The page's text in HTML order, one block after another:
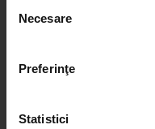
Să colectăm
Să vă
activ după
dvs. personale și
consimțământului
Necesare
Preferinţe
Statistici